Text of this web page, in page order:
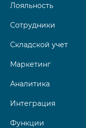
Лояльность
Сотрудники
Складской учет
Маркетинг
Аналитика
Интеграция
Функции